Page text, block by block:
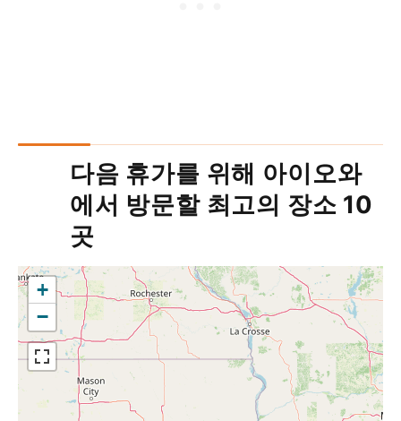
다음 휴가를 위해 아이오와
에서 방문할 최고의 장소 10
곳
+
−